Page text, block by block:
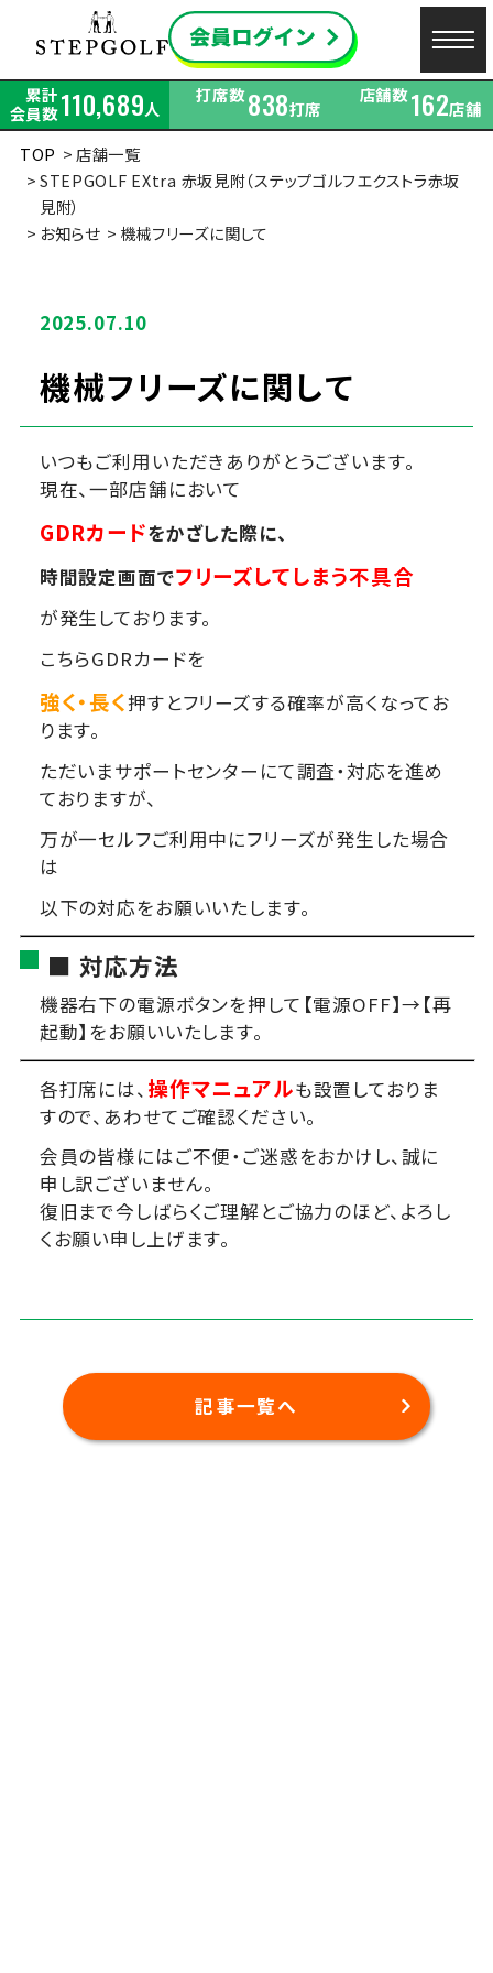
累計
会員数110,689人
打席数838打席
店舗数162店舗
TOP
店舗一覧
STEPGOLF EXtra 赤坂見附（ステップゴルフエクストラ赤坂
見附）
お知らせ
機械フリーズに関して
2025.07.10
機械フリーズに関して
いつもご利用いただきありがとうございます。
現在、一部店舗において
GDRカードをかざした際に、
時間設定画面でフリーズしてしまう不具合
が発生しております。
こちらGDRカードを
強く・長く押すとフリーズする確率が高くなってお
ります。
ただいまサポートセンターにて調査・対応を進め
ておりますが、
万が一セルフご利用中にフリーズが発生した場合
は
以下の対応をお願いいたします。
■ 対応方法
機器右下の電源ボタンを押して【電源OFF】→【再
起動】をお願いいたします。
各打席には、 操作マニュアルも設置しておりま
すので、あわせてご確認ください。
会員の皆様にはご不便・ご迷惑をおかけし、誠に
申し訳ございません。
復旧まで今しばらくご理解とご協力のほど、よろし
くお願い申し上げます。
記事一覧へ